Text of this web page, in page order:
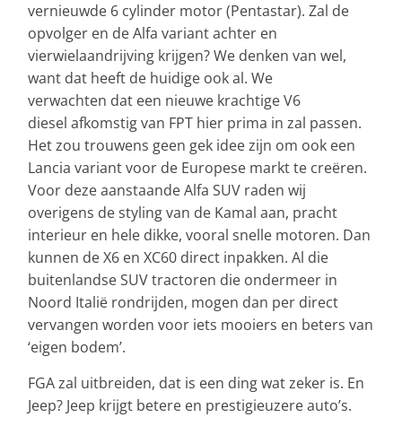
vernieuwde 6 cylinder motor (Pentastar). Zal de
opvolger en de Alfa variant achter en
vierwielaandrijving krijgen? We denken van wel,
want dat heeft de huidige ook al. We
verwachten dat een nieuwe krachtige V6
diesel afkomstig van FPT hier prima in zal passen.
Het zou trouwens geen gek idee zijn om ook een
Lancia variant voor de Europese markt te creëren.
Voor deze aanstaande Alfa SUV raden wij
overigens de styling van de Kamal aan, pracht
interieur en hele dikke, vooral snelle motoren. Dan
kunnen de X6 en XC60 direct inpakken. Al die
buitenlandse SUV tractoren die ondermeer in
Noord Italië rondrijden, mogen dan per direct
vervangen worden voor iets mooiers en beters van
‘eigen bodem’.
FGA zal uitbreiden, dat is een ding wat zeker is. En
Jeep? Jeep krijgt betere en prestigieuzere auto’s.